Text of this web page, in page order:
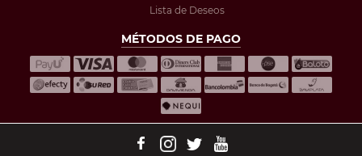
Lista de Deseos
MÉTODOS DE PAGO